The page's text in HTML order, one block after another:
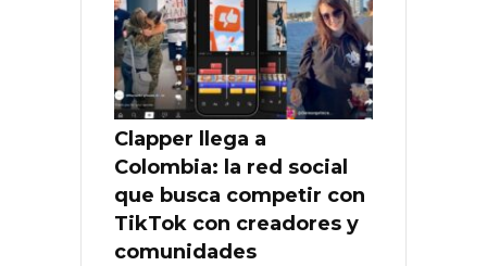
Clapper llega a
Colombia: la red social
que busca competir con
TikTok con creadores y
comunidades